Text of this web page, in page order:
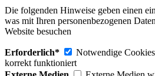
Die folgenden Hinweise geben einen
was mit Ihren personenbezogenen
Website besuchen
Erforderlich*
Notwendige
korrekt funktioniert